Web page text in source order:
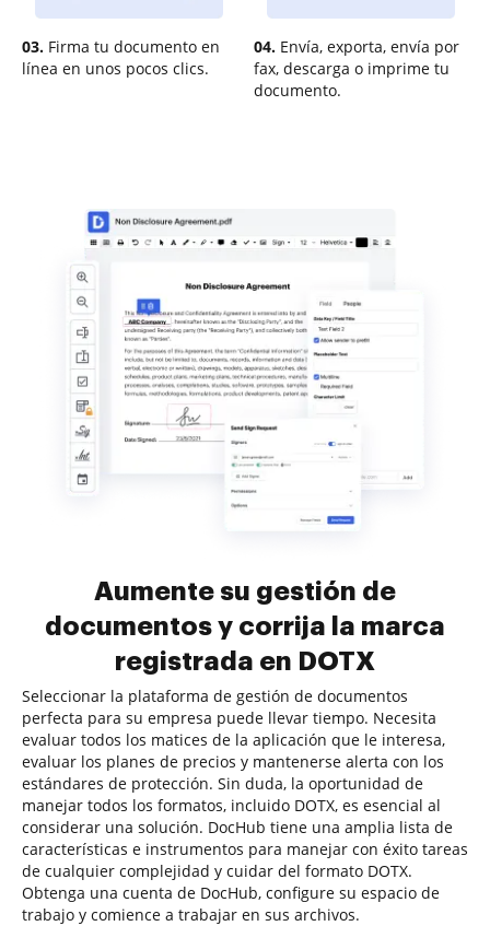
03. Firma tu documento en
línea en unos pocos clics.
04. Envía, exporta, envía por
fax, descarga o imprime tu
documento.
Aumente su gestión de
documentos y corrija la marca
registrada en DOTX
Seleccionar la plataforma de gestión de documentos
perfecta para su empresa puede llevar tiempo. Necesita
evaluar todos los matices de la aplicación que le interesa,
evaluar los planes de precios y mantenerse alerta con los
estándares de protección. Sin duda, la oportunidad de
manejar todos los formatos, incluido DOTX, es esencial al
considerar una solución. DocHub tiene una amplia lista de
características e instrumentos para manejar con éxito tareas
de cualquier complejidad y cuidar del formato DOTX.
Obtenga una cuenta de DocHub, configure su espacio de
trabajo y comience a trabajar en sus archivos.